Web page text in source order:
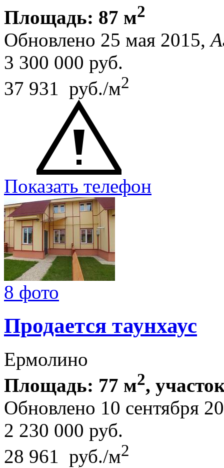
Площадь: 87 м2
Обновлено 25 мая 2015,
3 300 000 руб.
37 931 руб./м2
Показать телефон
8 фото
Продается таунхаус
Ермолино
Площадь: 77 м2,
Обновлено 10 сентября
2 230 000 руб.
28 961 руб./м2